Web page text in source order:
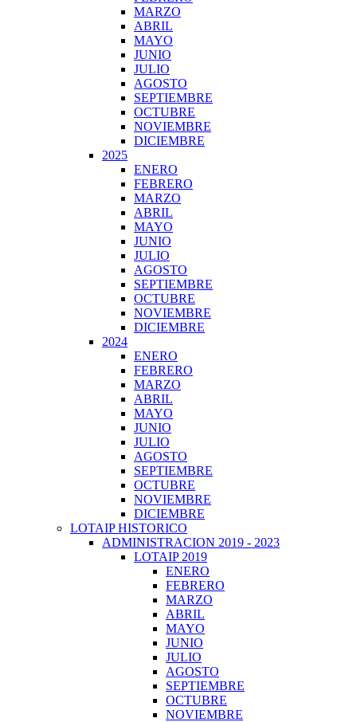
MARZO
ABRIL
MAYO
JUNIO
JULIO
AGOSTO
SEPTIEMBRE
OCTUBRE
NOVIEMBRE
DICIEMBRE
2025
ENERO
FEBRERO
MARZO
ABRIL
MAYO
JUNIO
JULIO
AGOSTO
SEPTIEMBRE
OCTUBRE
NOVIEMBRE
DICIEMBRE
2024
ENERO
FEBRERO
MARZO
ABRIL
MAYO
JUNIO
JULIO
AGOSTO
SEPTIEMBRE
OCTUBRE
NOVIEMBRE
DICIEMBRE
LOTAIP HISTORICO
ADMINISTRACION 2019 - 2023
LOTAIP 2019
ENERO
FEBRERO
MARZO
ABRIL
MAYO
JUNIO
JULIO
AGOSTO
SEPTIEMBRE
OCTUBRE
NOVIEMBRE